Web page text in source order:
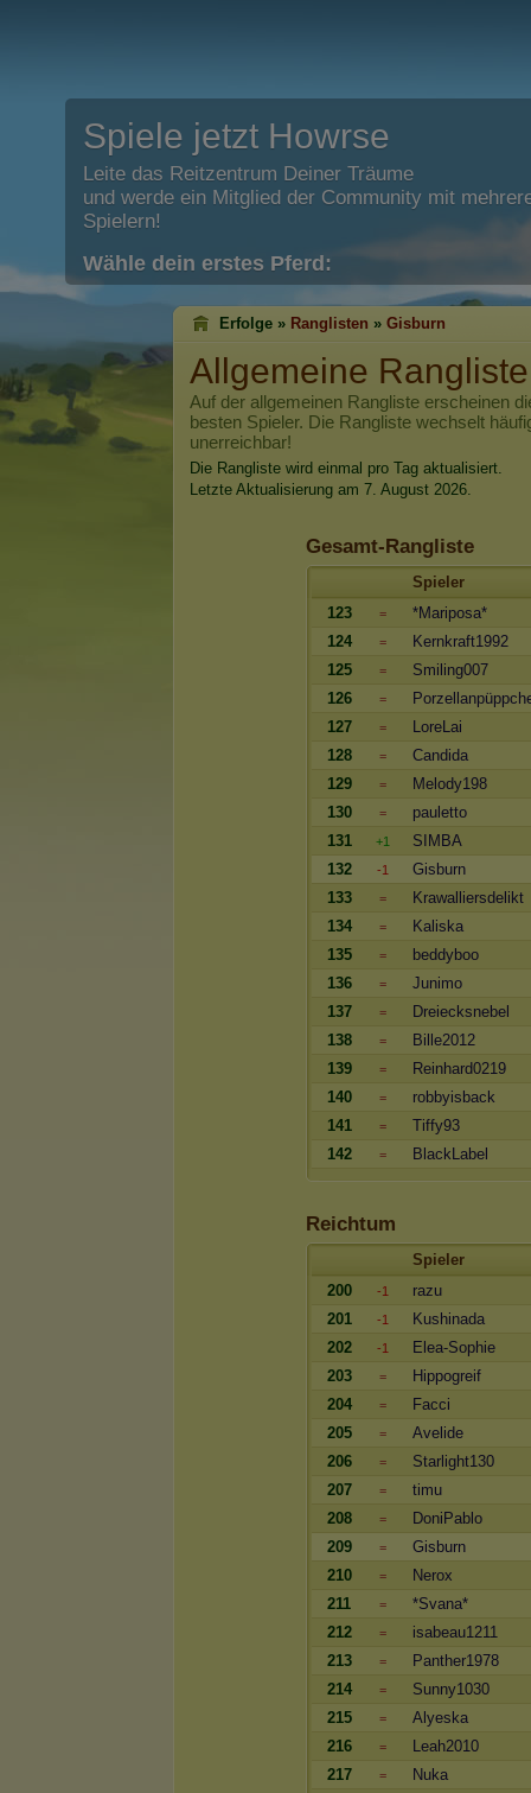
Spiele jetzt Howrse
Leite das Reitzentrum Deiner Träume
und werde ein Mitglied der Community mit
Spielern!
Wähle dein erstes Pferd:
Erfolge » Ranglisten » Gisburn
Allgemeine
Auf der allgemeinen Rangliste erscheinen
besten Spieler. Die Rangliste wechselt
unerreichbar!
Die Rangliste wird einmal pro Tag aktualisiert.
Letzte Aktualisierung am 7. August 2026.
Gesamt-Rangliste
Spieler
123
=
*Mariposa*
124
=
Kernkraft1992
125
=
Smiling007
126
=
127
=
LoreLai
128
=
Candida
129
=
Melody198
130
=
pauletto
131
+1
SIMBA
132
-1
Gisburn
133
=
Krawalliersdelikt
134
=
Kaliska
135
=
beddyboo
136
=
Junimo
137
=
Dreiecksnebel
138
=
Bille2012
139
=
Reinhard0219
140
=
robbyisback
141
=
Tiffy93
142
= BlackLabel
Reichtum
Spieler
200
-1
razu
201
-1
Kushinada
202
-1
Elea-Sophie
203
=
Hippogreif
204
=
Facci
205
=
Avelide
206
=
Starlight130
207
=
timu
208
=
DoniPablo
209
=
Gisburn
210
=
Nerox
211
=
*Svana*
212
=
isabeau1211
213
=
Panther1978
214
=
Sunny1030
215
=
Alyeska
216
=
Leah2010
217
=
Nuka